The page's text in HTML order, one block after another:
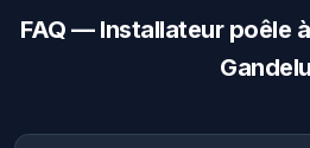
FAQ — Installateur poêle
Gandelu